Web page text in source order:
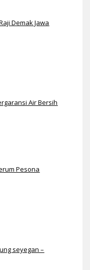
Demak Jawa
Air Bersih
Pesona
seyegan –